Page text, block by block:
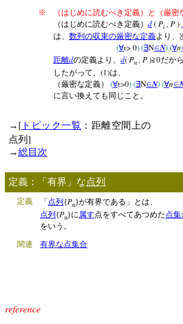
※
（はじめに読むべき定義）と（厳密
（はじめに読むべき定義） d(Pi , P)
は、 数列の収束の厳密な定義より、
(∀ε> 0) (∃N∈N)(∀n
距離dの定義より、 d(Pn , P)≧0だから
したがって、 (1)は、
（厳密な定義）
(∀ε>0) (∃N∈N)(∀n∈
に言い換えても同じこと。
→ [ トピック一覧 ：距離空間上の
点列 ]
→総目次
定義：「有界」な点列
定義 「 点列 {Pn}が有界である」とは、
点列{Pn}に 属す 点をすべてあつめた 点集
をいう。
関連 有界な点集合
reference